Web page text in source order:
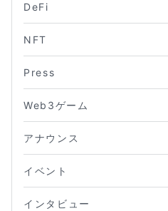
DeFi
NFT
Press
Web3ゲーム
アナウンス
イベント
インタビュー